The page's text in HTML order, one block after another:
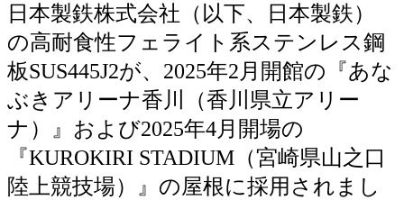
日本製鉄株式会社（以下、日本製鉄）
の高耐食性フェライト系ステンレス鋼
板SUS445J2が、2025年2月開館の『あな
ぶきアリーナ香川（香川県立アリー
ナ）』および2025年4月開場の
『KUROKIRI STADIUM（宮崎県山之口
陸上競技場）』の屋根に採用されまし